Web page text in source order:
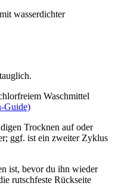
wasserdichter
Waschmittel
Guide)
Trocknen auf oder
ggf. ist ein zweiter Zyklus
ist, bevor du ihn wieder
rutschfeste Rückseite